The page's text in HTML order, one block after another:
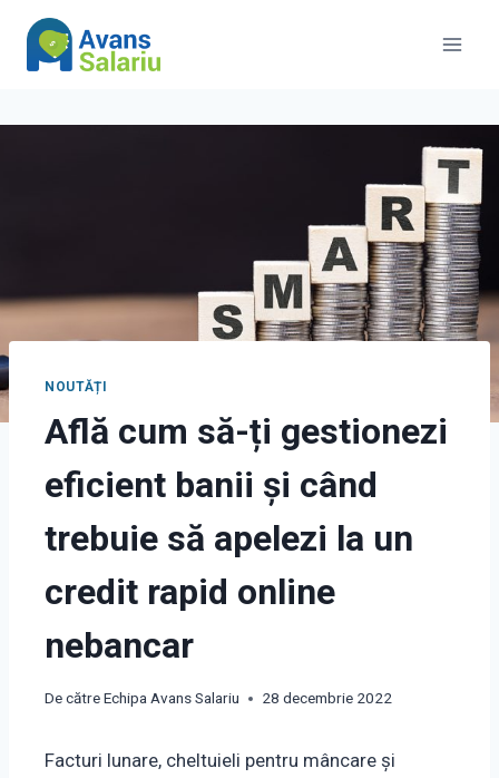
content
NOUTĂȚI
Află cum să-ți gestionezi
eficient banii și când
trebuie să apelezi la un
credit rapid online
nebancar
De cătreEchipa Avans Salariu 28 decembrie 2022
Facturi lunare, cheltuieli pentru mâncare și